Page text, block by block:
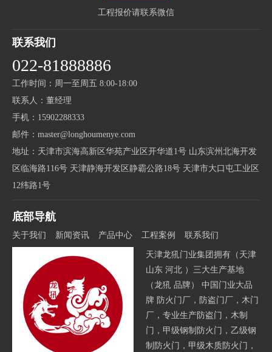
工程报价请联系微信
联系我们
022-81888886
工作时间：周一至周五 8:00-18:00
联系人：董经理
手机：15902288333
邮件：master@longhoumenye.com
地址：天津市滨海高新区华苑产业区开华道1号 山东滨州北海开发
区临海路116号 天津静海开发区静霸公路18号 天津市大口屯工业区
12纬路1号
底部导航
关于我们 新闻资讯 产品中心 工程案例 联系我们
天津龙犼门业集团拥有（天津
山东 河北 ）三大生产基地
（龙犼 品牌） 中国门业大品
牌 防火门厂，防盗门厂，木门
厂，专业生产防盗门，木制
门，甲级钢制防火门，乙级钢
制防火门，甲级木质防火门，